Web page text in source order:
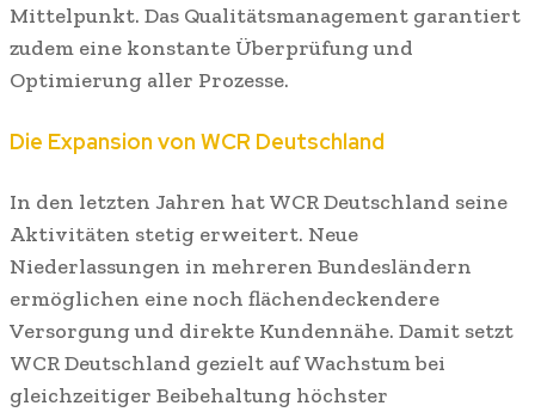
Mittelpunkt. Das Qualitätsmanagement garantiert
zudem eine konstante Überprüfung und
Optimierung aller Prozesse.
Die Expansion von WCR Deutschland
In den letzten Jahren hat WCR Deutschland seine
Aktivitäten stetig erweitert. Neue
Niederlassungen in mehreren Bundesländern
ermöglichen eine noch flächendeckendere
Versorgung und direkte Kundennähe. Damit setzt
WCR Deutschland gezielt auf Wachstum bei
gleichzeitiger Beibehaltung höchster